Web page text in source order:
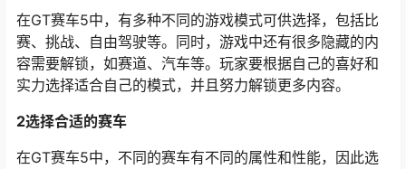
在GT赛车5中，有多种不同的游戏模式可供选择，包括比
赛、挑战、自由驾驶等。同时，游戏中还有很多隐藏的内
容需要解锁，如赛道、汽车等。玩家要根据自己的喜好和
实力选择适合自己的模式，并且努力解锁更多内容。
2选择合适的赛车
在GT赛车5中，不同的赛车有不同的属性和性能，因此选